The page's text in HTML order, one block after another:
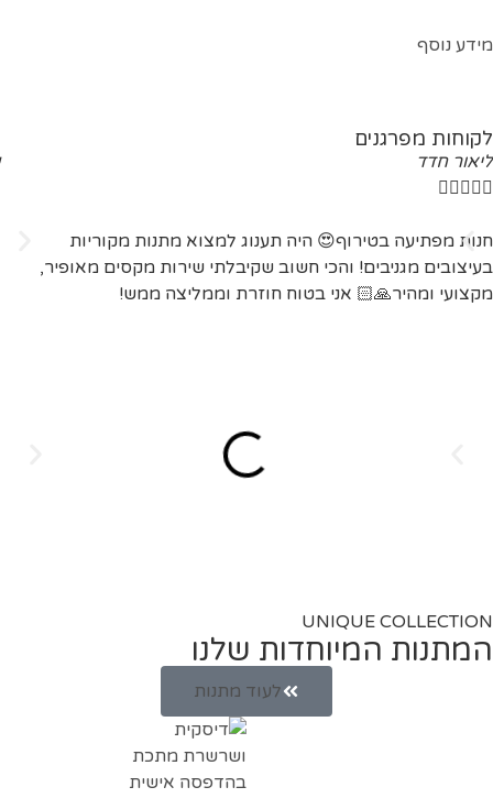
מידע נוסף
לקוחות מפרגנים
ליאור חדד

חנות מפתיעה בטירוף😍 היה תענוג למצוא מתנות מקוריות
בעיצובים מגניבים! והכי חשוב שקיבלתי שירות מקסים מאופיר,
מקצועי ומהיר🙏🏻 אני בטוח חוזרת וממליצה ממש!
UNIQUE COLLECTION
המתנות המיוחדות שלנו
לעוד מתנות